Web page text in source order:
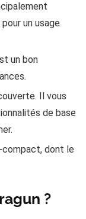
un usage
un bon
Il vous
de base
dont le
?